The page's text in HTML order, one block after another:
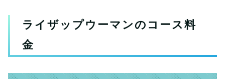
ライザップウーマンのコース料
金